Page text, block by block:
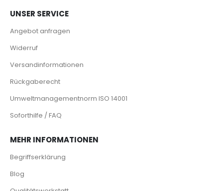
UNSER SERVICE
Angebot anfragen
Widerruf
Versandinformationen
Rückgaberecht
Umweltmanagementnorm ISO 14001
Soforthilfe / FAQ
MEHR INFORMATIONEN
Begriffserklärung
Blog